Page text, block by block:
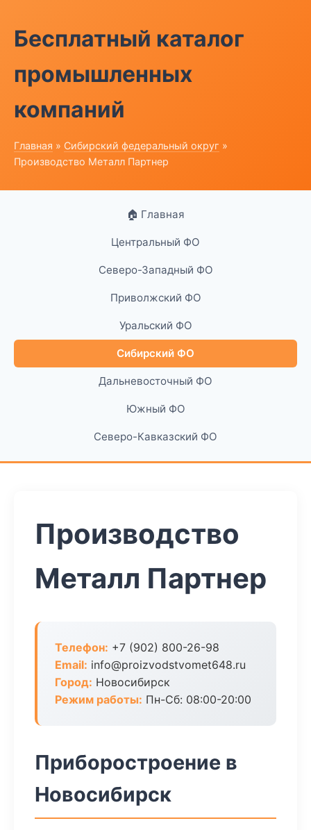
Бесплатный каталог
промышленных
компаний
Главная » Сибирский федеральный округ »
Производство Металл Партнер
🏠 Главная
Центральный ФО
Северо-Западный ФО
Приволжский ФО
Уральский ФО
Сибирский ФО
Дальневосточный ФО
Южный ФО
Северо-Кавказский ФО
Производство
Металл Партнер
Телефон: +7 (902) 800-26-98
Email: info@proizvodstvomet648.ru
Город: Новосибирск
Режим работы: Пн-Сб: 08:00-20:00
Приборостроение в
Новосибирск